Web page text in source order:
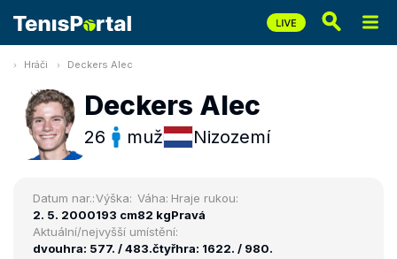
Hráči Deckers Alec
Deckers Alec
26 muž Nizozemí
Datum nar.:
2. 5. 2000
Výška:
193 cm
Váha:
82 kg
Hraje rukou:
Pravá
Aktuální/nejvyšší umístění:
dvouhra: 577. / 483.čtyřhra: 1622. / 980.